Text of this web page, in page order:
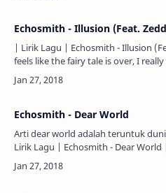
Echosmith - Illusion (Feat.
| Lirik Lagu | Echosmith - Illusion
feels like the fairy tale is over, I
pages to begin, Terasa seakan
Echosmith - Dear World
Arti dear world adalah teruntuk
Lirik Lagu | Echosmith - Dear World | Dear world, I'm
writing this song for you. Teruntuk